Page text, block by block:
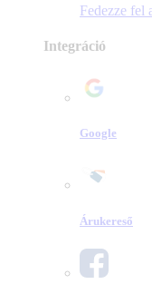
Fedezze fel
Integráció
Google
Árukereső